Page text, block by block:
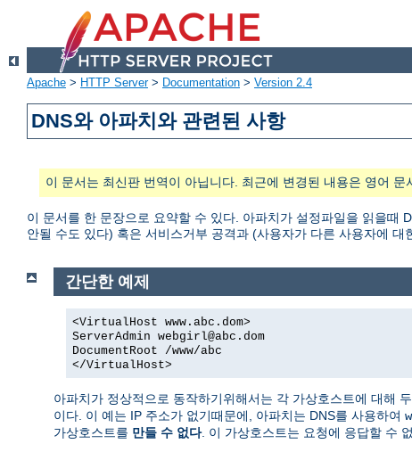
Apache > HTTP Server> Documentation > Version 2.4
DNS와 아파치와 관련된 사항
이 문서는 최신판 번역이 아닙니다. 최근에 변경된 내용은 영어 문
이 문서를 한 문장으로 요약할 수 있다. 아파치가 설정파일을 읽을때
안될 수도 있다) 혹은 서비스거부 공격과 (사용자가 다른 사용자에
간단한 예제
<VirtualHost www.abc.dom>
ServerAdmin webgirl@abc.dom
DocumentRoot /www/abc
</VirtualHost>
아파치가 정상적으로 동작하기위해서는 각 가상호스트에 대해
이다. 이 예는 IP 주소가 없기때문에, 아파치는 DNS를 사용하여
가상호스트를 만들 수 없다. 이 가상호스트는 요청에 응답할 수